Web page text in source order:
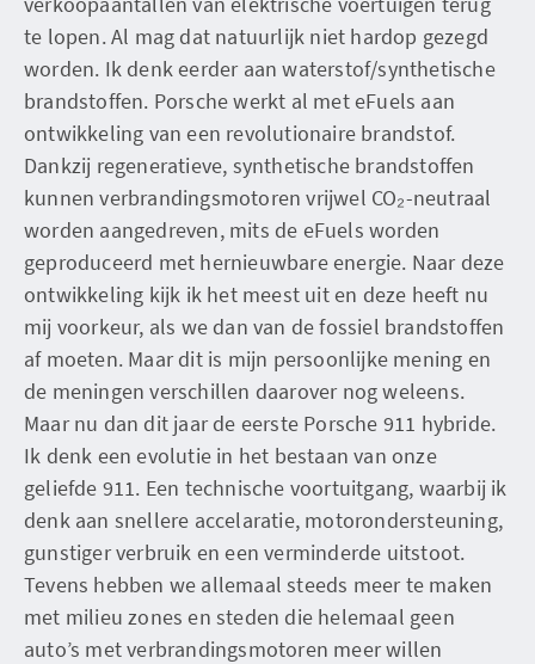
te lopen. Al mag dat natuurlijk niet hardop gezegd
worden. Ik denk eerder aan waterstof/synthetische
brandstoffen. Porsche werkt al met eFuels aan
ontwikkeling van een revolutionaire brandstof.
Dankzij regeneratieve, synthetische brandstoffen
kunnen verbrandingsmotoren vrijwel CO₂-neutraal
worden aangedreven, mits de eFuels worden
geproduceerd met hernieuwbare energie. Naar deze
ontwikkeling kijk ik het meest uit en deze heeft nu
mij voorkeur, als we dan van de fossiel brandstoffen
af moeten. Maar dit is mijn persoonlijke mening en
de meningen verschillen daarover nog weleens.
Maar nu dan dit jaar de eerste Porsche 911 hybride.
Ik denk een evolutie in het bestaan van onze
geliefde 911. Een technische voortuitgang, waarbij ik
denk aan snellere accelaratie, motorondersteuning,
gunstiger verbruik en een verminderde uitstoot.
Tevens hebben we allemaal steeds meer te maken
met milieu zones en steden die helemaal geen
auto’s met verbrandingsmotoren meer willen